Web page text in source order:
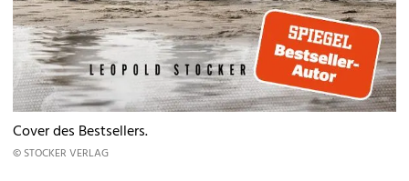
Cover des Bestsellers.
© STOCKER VERLAG